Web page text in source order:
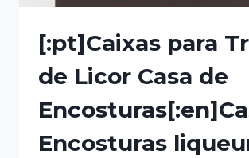
[:pt]Caixas para
de Licor Casa de
Encosturas